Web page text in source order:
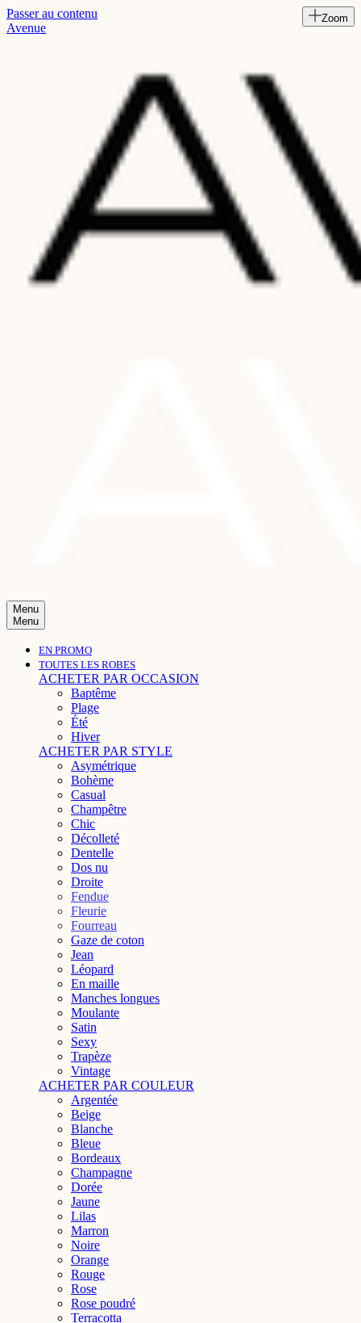
Read
Passer au contenu
Avenue
Menu
Menu
EN PROMO
TOUTES LES ROBES
ACHETER PAR OCCASION
Baptême
Plage
Été
Hiver
ACHETER PAR STYLE
Asymétrique
Bohème
Casual
Champêtre
Chic
Décolleté
Dentelle
Dos nu
Droite
Fendue
Fleurie
Fourreau
Gaze de coton
Jean
Léopard
En maille
Manches longues
Moulante
Satin
Sexy
Trapèze
Vintage
ACHETER PAR COULEUR
Argentée
Beige
Blanche
Bleue
Bordeaux
Champagne
Dorée
Jaune
Lilas
Marron
Noire
Orange
Rouge
Rose
Rose poudré
Terracotta
Zoom